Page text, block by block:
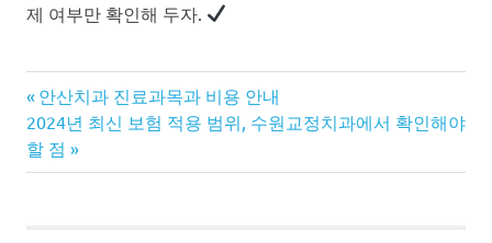
제 여부만 확인해 두자.
글
탐
Previous
Post:
안산치과 진료과목과 비용 안내
Next
Post:
2024년 최신 보험 적용 범위, 수원교정치과에서 확인해야
할 점